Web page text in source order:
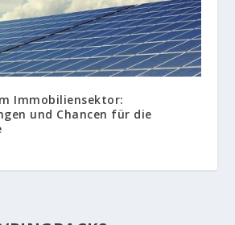
Immobiliensektor:
und Chancen für die